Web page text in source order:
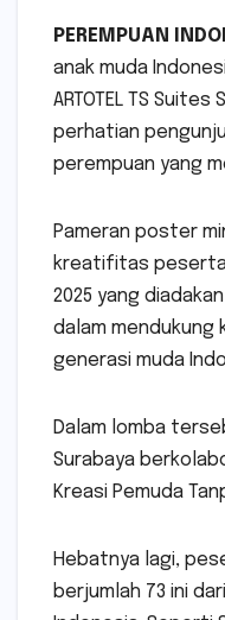
PEREMPUAN
anak muda
ARTOTEL TS
perhatian
perempuan yang
Pameran poster
kreatifitas peserta
2025 yang diadakan
dalam
generasi muda
Dalam lomba
Surabaya
Kreasi Pemuda
Hebatnya lagi,
berjumlah 73 ini